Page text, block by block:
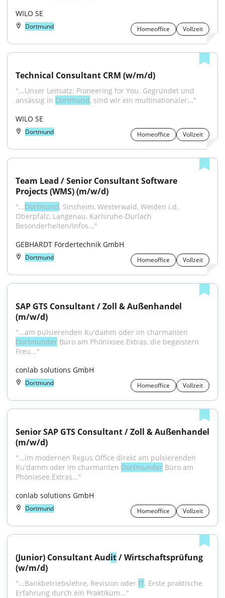
WILO SE
Dortmund Homeoffice Vollzeit
Technical Consultant CRM (w/m/d)
"...Unser Leitsatz: Pioneering for You. Gegründet und
ansässig in Dortmund, sind wir ein multinationaler..."
WILO SE
Dortmund Homeoffice Vollzeit
Team Lead / Senior Consultant Software
Projects (WMS) (m/w/d)
"...Dortmund, Sinsheim, Westerwald, Weiden i.d.
Oberpfalz, Langenau, Karlsruhe-Durlach
Besonderheiten/Infos..."
GEBHARDT Fördertechnik GmbH
Dortmund Homeoffice Vollzeit
SAP GTS Consultant / Zoll & Außenhandel
(m/w/d)
Dortmunder Büro am Phönixsee.Extras, die begeistern
Freu..."
conlab solutions GmbH
Dortmund Homeoffice Vollzeit
Senior SAP GTS Consultant / Zoll & Außenhandel
(m/w/d)
"...im modernen Regus Office direkt am pulsierenden
Ku'damm oder im charmanten Dortmunder Büro am
Phönixsee.Extras..."
conlab solutions GmbH
Dortmund Homeoffice Vollzeit
(Junior) Consultant Audit / Wirtschaftsprüfung
(w/m/d)
"...Bankbetriebslehre, Revision oder IT. Erste praktische
Erfahrung durch ein Praktikum..."